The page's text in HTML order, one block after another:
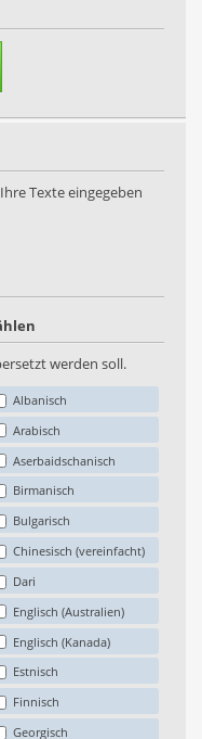
Texte eingegeben
werden soll.
Albanisch
Arabisch
Aserbaidschanisch
Birmanisch
Bulgarisch
Chinesisch (vereinfacht)
Dari
Englisch (Australien)
Englisch (Kanada)
Estnisch
Finnisch
Georgisch